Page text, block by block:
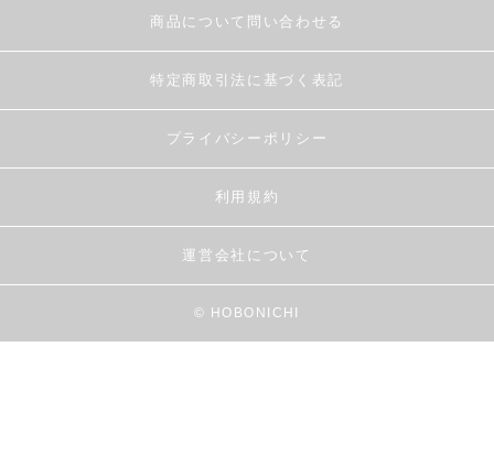
商品について問い合わせる
特定商取引法に基づく表記
プライバシーポリシー
利用規約
運営会社について
© HOBONICHI